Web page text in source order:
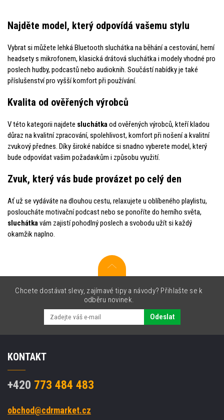
Najděte model, který odpovídá vašemu stylu
Vybrat si můžete lehká Bluetooth sluchátka na běhání a cestování, herní
headsety s mikrofonem, klasická drátová sluchátka i modely vhodné pro
poslech hudby, podcastů nebo audioknih. Součástí nabídky je také
příslušenství pro vyšší komfort při používání.
Kvalita od ověřených výrobců
V této kategorii najdete sluchátkaod ověřených výrobců, kteří kladou
důraz na kvalitní zpracování, spolehlivost, komfort při nošení a kvalitní
zvukový přednes. Díky široké nabídce si snadno vyberete model, který
bude odpovídat vašim požadavkům i způsobu využití.
Zvuk, který vás bude provázet po celý den
Ať už se vydáváte na dlouhou cestu, relaxujete u oblíbeného playlistu,
posloucháte motivační podcast nebo se ponoříte do herního světa,
sluchátkavám zajistí pohodlný poslech a svobodu užít si každý
okamžik naplno.
Chcete dostávat slevy, zajímavé tipy a návody? Přihlašte se k
odběru novinek.
Odeslat
KONTAKT
+420 773 484 483
obchod@cdrmarket.cz